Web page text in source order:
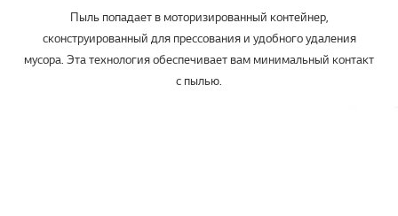
Пыль попадает в моторизированный контейнер,
сконструированный для прессования и удобного удаления
мусора. Эта технология обеспечивает вам минимальный контакт
с пылью.